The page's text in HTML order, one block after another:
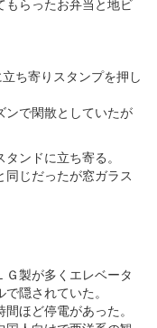
ち寄りスタンプを押し
ンで閑散としていたが
ンドに立ち寄る。
じだったが窓ガラス
製が多くエレベータ
隠されていた。
ほど停電があった。